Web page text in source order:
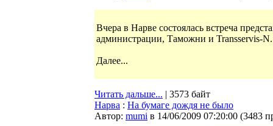
Вчера в Нарве состоялась встреча
администрации, Таможни и Transservis-
Далее...
Читать дальше... | 3573 байт
Нарва : На бумаге дождя не было
Автор: mumi в 14/06/2009 07:20:00 (3483